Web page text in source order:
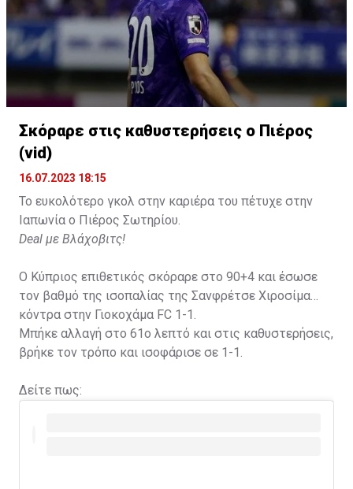
Η δημοσίευση κοινοποιήθηκε από το χρήστη David Beckham
Σκόραρε στις καθυστερήσεις ο Πιέρος
(vid)
16.07.2023 18:15
Το ευκολότερο γκολ στην καριέρα του πέτυχε στην
Ιαπωνία ο Πιέρος Σωτηρίου.
Deal με Βλάχοβιτς!
Ο Κύπριος επιθετικός σκόραρε στο 90+4 και έσωσε
τον βαθμό της ισοπαλίας της Σανφρέτσε Χιροσίμα
κόντρα στην Γιοκοχάμα FC 1-1.
Μπήκε αλλαγή στο 61ο λεπτό και στις καθυστερήσεις,
βρήκε τον τρόπο και ισοφάρισε σε 1-1.
Δείτε πως: